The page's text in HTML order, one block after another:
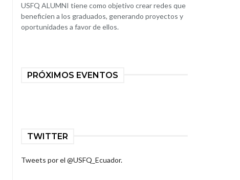
USFQ ALUMNI tiene como objetivo crear redes que
beneficien a los graduados, generando proyectos y
oportunidades a favor de ellos.
PRÓXIMOS EVENTOS
TWITTER
Tweets por el @USFQ_Ecuador.